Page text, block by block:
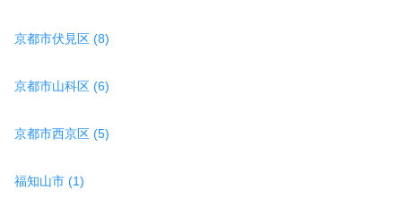
京都市伏見区 (8)
京都市山科区 (6)
京都市西京区 (5)
福知山市 (1)